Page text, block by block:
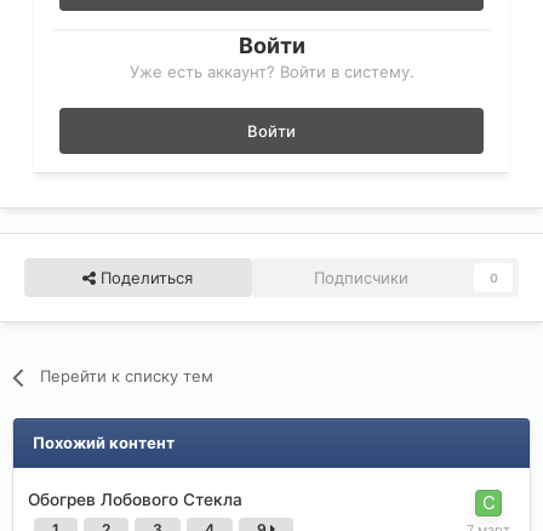
Войти
Уже есть аккаунт? Войти в систему.
Войти
Поделиться Подписчики 0
Перейти к списку тем
Похожий контент
Обогрев Лобового Стекла